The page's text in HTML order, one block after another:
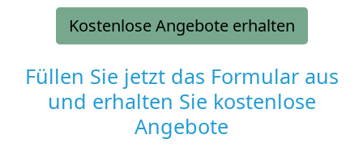
Kostenlose Angebote erhalten
Füllen Sie jetzt das Formular aus
und erhalten Sie kostenlose
Angebote